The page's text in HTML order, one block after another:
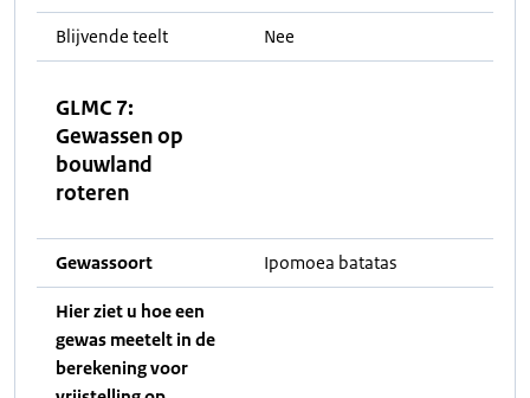
Blijvende teelt Nee
GLMC 7:
Gewassen op
bouwland
roteren
Gewassoort Ipomoea batatas
Hier ziet u hoe een
gewas meetelt in de
berekening voor